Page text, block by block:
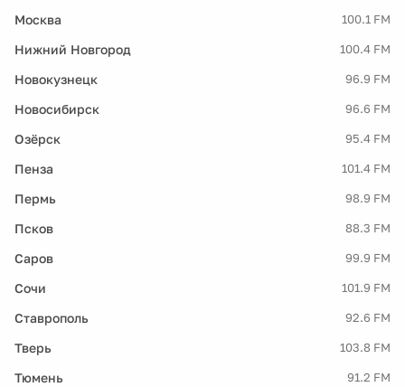
Москва 100.1 FM
Нижний Новгород 100.4 FM
Новокузнецк 96.9 FM
Новосибирск 96.6 FM
Озёрск 95.4 FM
Пенза 101.4 FM
Пермь 98.9 FM
Псков 88.3 FM
Саров 99.9 FM
Сочи 101.9 FM
Ставрополь 92.6 FM
Тверь 103.8 FM
Тюмень 91.2 FM